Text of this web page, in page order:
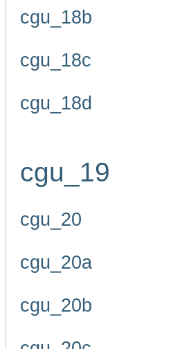
cgu_18b
cgu_18c
cgu_18d
cgu_19
cgu_20
cgu_20a
cgu_20b